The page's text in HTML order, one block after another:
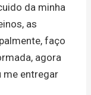
da minha
as
faço
agora
me entregar